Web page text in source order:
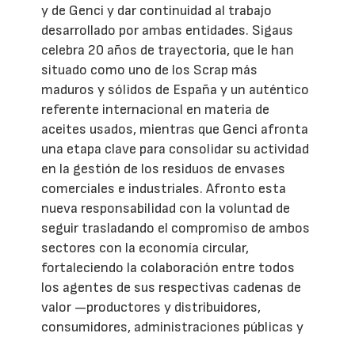
y de Genci y dar continuidad al trabajo
desarrollado por ambas entidades. Sigaus
celebra 20 años de trayectoria, que le han
situado como uno de los Scrap más
maduros y sólidos de España y un auténtico
referente internacional en materia de
aceites usados, mientras que Genci afronta
una etapa clave para consolidar su actividad
en la gestión de los residuos de envases
comerciales e industriales. Afronto esta
nueva responsabilidad con la voluntad de
seguir trasladando el compromiso de ambos
sectores con la economía circular,
fortaleciendo la colaboración entre todos
los agentes de sus respectivas cadenas de
valor —productores y distribuidores,
consumidores, administraciones públicas y